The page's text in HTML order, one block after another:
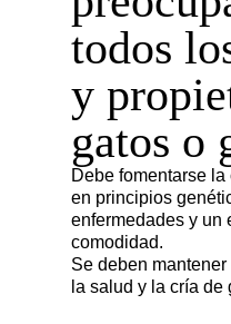
todos
y
gatos o
Debe fomentarse
en principios
enfermedades y un
comodidad.
Se deben
la salud y la cría de